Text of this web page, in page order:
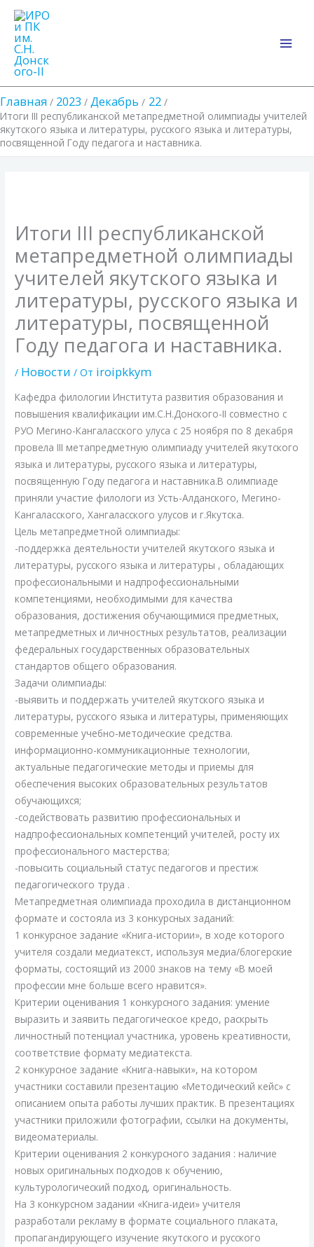
Перейти
содержимому
Главная 2023 Декабрь 22
Итоги III республиканской метапредметной олимпиады учителей
якутского языка и литературы, русского языка и литературы,
посвященной Году педагога и наставника.
Итоги III республиканской
метапредметной олимпиады
учителей якутского языка и
литературы, русского языка и
литературы, посвященной
Году педагога и наставника.
/ Новости / От iroipkkym
Кафедра филологии Института развития образования и
повышения квалификации им.С.Н.Донского-II cовместно с
РУО Мегино-Кангаласского улуса с 25 ноября по 8 декабря
провела III метапредметную олимпиаду учителей якутского
языка и литературы, русского языка и литературы,
посвященную Году педагога и наставника.В олимпиаде
приняли участие филологи из Усть-Алданского, Мегино-
Кангаласского, Хангаласского улусов и г.Якутска.
Цель метапредметной олимпиады:
-поддержка деятельности учителей якутского языка и
литературы, русского языка и литературы , обладающих
профессиональными и надпрофессиональными
компетенциями, необходимыми для качества
образования, достижения обучающимися предметных,
метапредметных и личностных результатов, реализации
федеральных государственных образовательных
стандартов общего образования.
Задачи олимпиады:
-выявить и поддержать учителей якутского языка и
литературы, русского языка и литературы, применяющих
современные учебно-методические средства.
информационно-коммуникационные технологии,
актуальные педагогические методы и приемы для
обеспечения высоких образовательных результатов
обучающихся;
-содействовать развитию профессиональных и
надпрофессиональных компетенций учителей, росту их
профессионального мастерства;
-повысить социальный статус педагогов и престиж
педагогического труда .
Метапредметная олимпиада проходила в дистанционном
формате и состояла из 3 конкурсных заданий:
1 конкурсное задание «Книга-истории», в ходе которого
учителя создали медиатекст, используя медиа/блогерские
форматы, состоящий из 2000 знаков на тему «В моей
профессии мне больше всего нравится».
Критерии оценивания 1 конкурсного задания: умение
выразить и заявить педагогическое кредо, раскрыть
личностный потенциал участника, уровень креативности,
соответствие формату медиатекста.
2 конкурсное задание «Книга-навыки», на котором
участники составили презентацию «Методический кейс» с
описанием опыта работы лучших практик. В презентациях
участники приложили фотографии, ссылки на документы,
видеоматериалы.
Критерии оценивания 2 конкурсного задания : наличие
новых оригинальных подходов к обучению,
культурологический подход, оригинальность.
На 3 конкурсном задании «Книга-идеи» учителя
разработали рекламу в формате социального плаката,
пропагандирующего изучение якутского и русского